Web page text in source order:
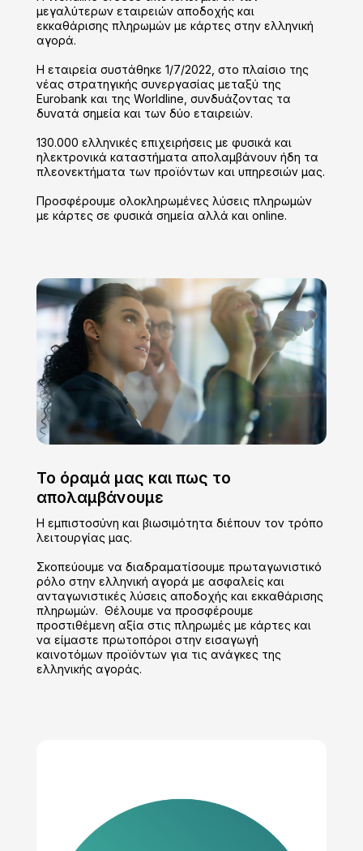
μεγαλύτερων εταιρειών αποδοχής και
εκκαθάρισης πληρωμών με κάρτες στην ελληνική
αγορά.
Η εταιρεία συστάθηκε 1/7/2022, στο πλαίσιο της
νέας στρατηγικής συνεργασίας μεταξύ της
Eurobank και της Worldline, συνδυάζοντας τα
δυνατά σημεία και των δύο εταιρειών.
130.000 ελληνικές επιχειρήσεις με φυσικά και
ηλεκτρονικά καταστήματα απολαμβάνουν ήδη τα
πλεονεκτήματα των προϊόντων και υπηρεσιών μας.
Προσφέρουμε ολοκληρωμένες λύσεις πληρωμών
με κάρτες σε φυσικά σημεία αλλά και online.
To όραμά μας και πως το
απολαμβάνουμε
Η εμπιστοσύνη και βιωσιμότητα διέπουν τον τρόπο
λειτουργίας μας.
Σκοπεύουμε να διαδραματίσουμε πρωταγωνιστικό
ρόλο στην ελληνική αγορά με ασφαλείς και
ανταγωνιστικές λύσεις αποδοχής και εκκαθάρισης
πληρωμών. Θέλουμε να προσφέρουμε
προστιθέμενη αξία στις πληρωμές με κάρτες και
να είμαστε πρωτοπόροι στην εισαγωγή
καινοτόμων προϊόντων για τις ανάγκες της
ελληνικής αγοράς.